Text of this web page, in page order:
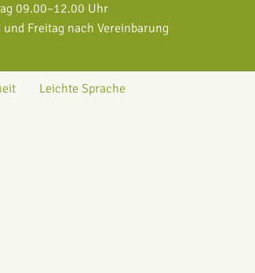
09.00–12.00 Uhr
Freitag nach Vereinbarung
Leichte Sprache